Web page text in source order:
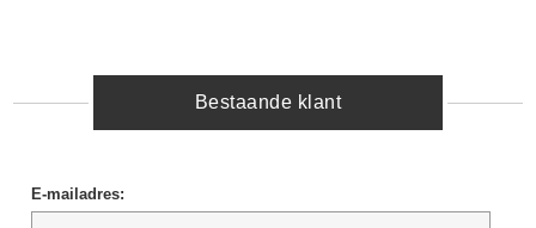
Bestaande klant
E-mailadres: